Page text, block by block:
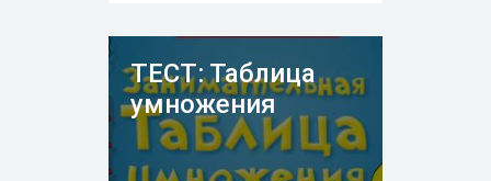
ТЕСТ: Таблица
умножения